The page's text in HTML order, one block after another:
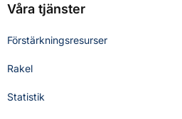
Våra tjänster
Förstärkningsresurser
Rakel
Statistik